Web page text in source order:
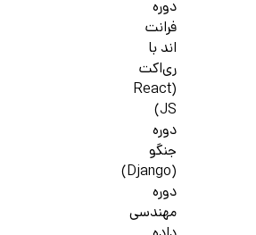
دوره
فرانت
اند با
ری‌اکت
(React
JS)
دوره
جنگو
(Django)
دوره
مهندسی